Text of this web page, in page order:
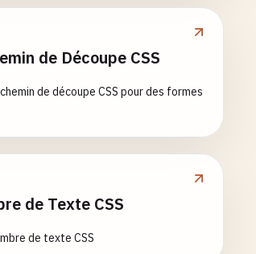
de Découpe CSS
de découpe CSS pour des formes
de Texte CSS
de texte CSS